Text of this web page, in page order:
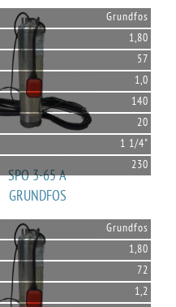
Grundfos
1,80
57
1,0
140
20
1 1/4"
230
SPO 3-65 A
GRUNDFOS
Grundfos
1,80
72
1,2